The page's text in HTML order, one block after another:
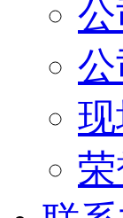
现